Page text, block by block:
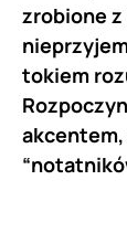
zrobione
tokiem
akcentem,